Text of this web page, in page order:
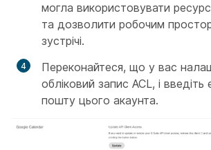
могла використовувати
та дозволити робочим
зустрічі.
Переконайтеся, що у вас
обліковий запис ACL, і
пошту цього акаунта.